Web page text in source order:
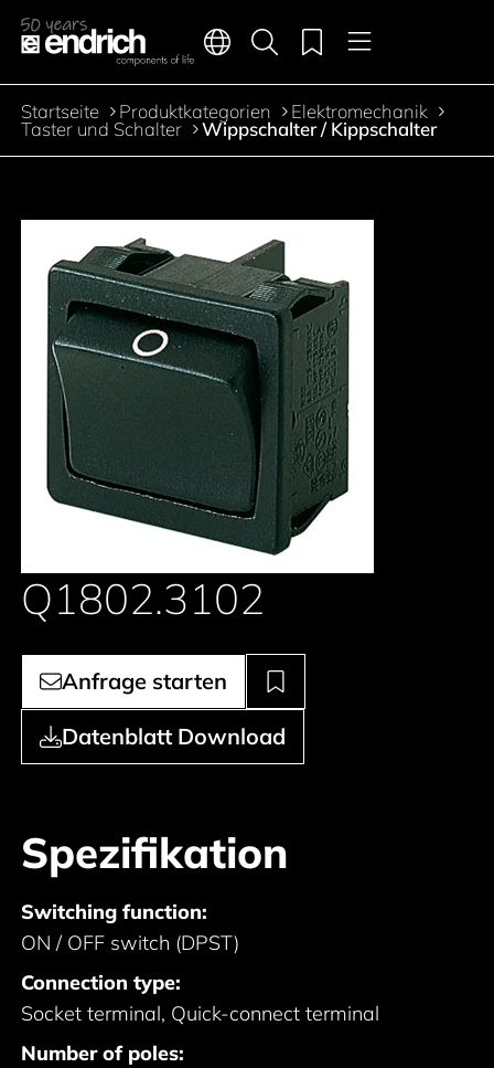
Zum Inhalt springen
Hauptnavigation
Sprachen Menü
Produktsuche
Merkliste
Pfadnavigation
Startseite Produktkategorien Elektromechanik
Taster und Schalter Wippschalter / Kippschalter
Q1802.3102
Anfrage starten
Datenblatt Download
Spezifikation
Switching function:
ON / OFF switch (DPST)
Connection type:
Socket terminal, Quick-connect terminal
Number of poles: